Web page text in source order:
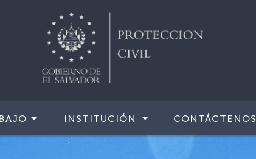
INSTITUCIÓN CONTÁCTENOS